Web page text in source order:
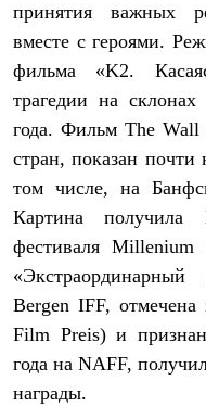
Термобелье
Теплое термобелье
Среднее термобелье
Легкое термобелье
Флисовая одежда
Куртки
Детская одежда
Утепленная пухом
Комбинезоны
Куртки
Брюки
Утепленная синтетикой
Комбинезоны
Куртки
Брюки
Лёгкая одежда
Футболки
Толстовки
принятия важных
вместе с героями.
фильма «K2.
трагедии на
года. Фильм The Wall
стран, показан почти
том числе, на
Картина получила
фестиваля
Bergen IFF,
Film Preis) и
года на NAFF,
награды.